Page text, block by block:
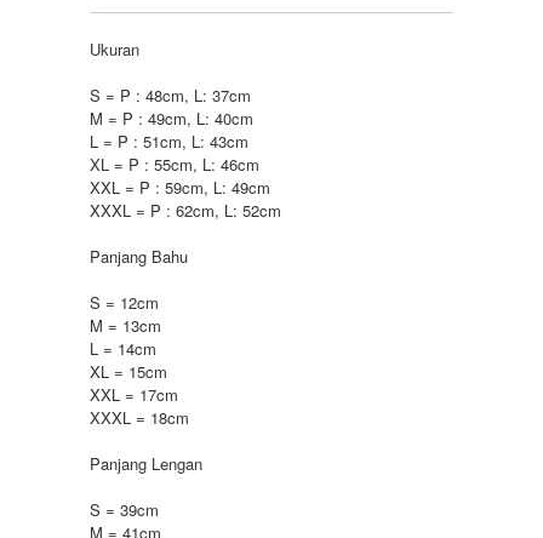
Ukuran
S = P : 48cm, L: 37cm
M = P : 49cm, L: 40cm
L = P : 51cm, L: 43cm
XL = P : 55cm, L: 46cm
XXL = P : 59cm, L: 49cm
XXXL = P : 62cm, L: 52cm
Panjang Bahu
S = 12cm
M = 13cm
L = 14cm
XL = 15cm
XXL = 17cm
XXXL = 18cm
Panjang Lengan
S = 39cm
M = 41cm